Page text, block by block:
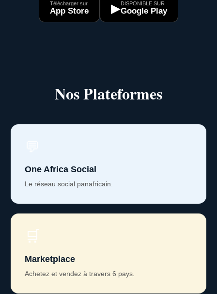
Télécharger sur
App Store ▶DISPONIBLE SUR
Google Play
Nos Plateformes
One Africa Social
Le réseau social panafricain.
🛒
Marketplace
Achetez et vendez à travers 6 pays.